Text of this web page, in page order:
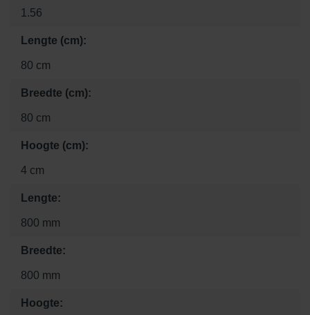
1.56
Lengte (cm):
80 cm
Breedte (cm):
80 cm
Hoogte (cm):
4 cm
Lengte:
800 mm
Breedte:
800 mm
Hoogte: